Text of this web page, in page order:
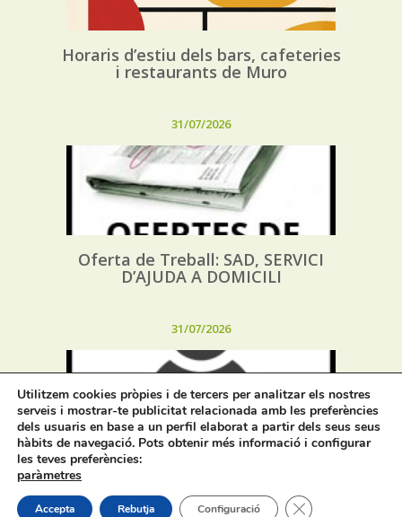
Horaris d’estiu dels bars, cafeteries
i restaurants de Muro
31/07/2026
Oferta de Treball: SAD, SERVICI
D’AJUDA A DOMICILI
31/07/2026
Procés selectiu 1 plaça tècnic/a de
joventut – torn lliure – oposició
Utilitzem cookies pròpies i de tercers per analitzar els nostres
serveis i mostrar-te publicitat relacionada amb les preferències
dels usuaris en base a un perfil elaborat a partir dels seus seus
hàbits de navegació. Pots obtenir més informació i configurar
les teves preferències:
paràmetres
Accepta Rebutja Configuració Tanca el bàner de